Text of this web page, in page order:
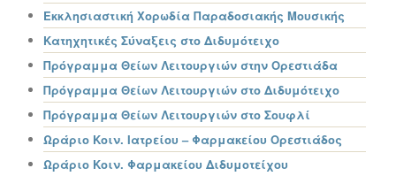
Εκκλησιαστική Χορωδία Παραδοσιακής Μουσικής
Κατηχητικές Σύναξεις στο Διδυμότειχο
Πρόγραμμα Θείων Λειτουργιών στην Ορεστιάδα
Πρόγραμμα Θείων Λειτουργιών στο Διδυμότειχο
Πρόγραμμα Θείων Λειτουργιών στο Σουφλί
Ωράριο Κοιν. Ιατρείου – Φαρμακείου Ορεστιάδος
Ωράριο Κοιν. Φαρμακείου Διδυμοτείχου